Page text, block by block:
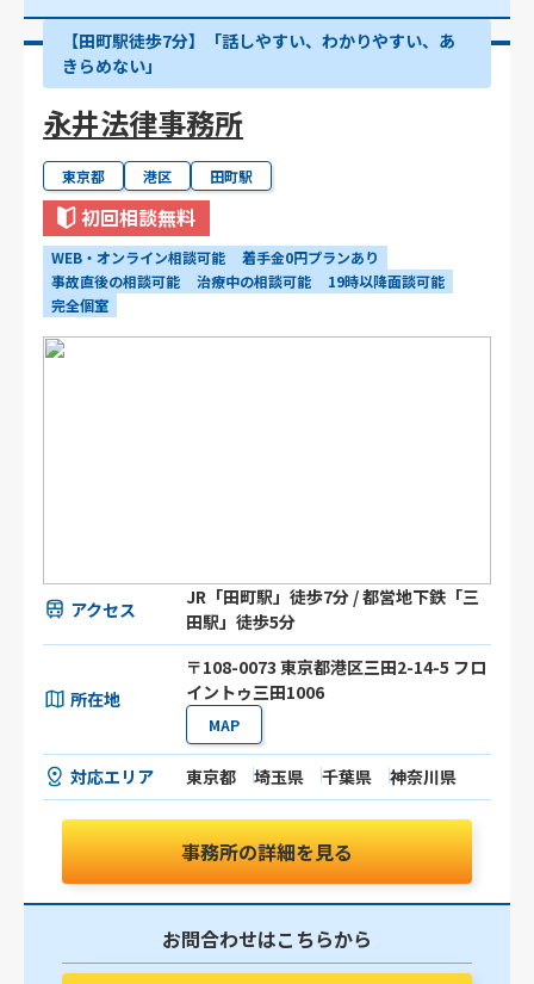
【田町駅徒歩7分】「話しやすい、わかりやすい、あ
きらめない」
永井法律事務所
東京都 港区 田町駅
初回相談無料
WEB・オンライン相談可能
着手金0円プランあり
事故直後の相談可能
治療中の相談可能
19時以降面談可能
完全個室
アクセス
JR「田町駅」徒歩7分 / 都営地下鉄「三
田駅」徒歩5分
所在地
〒108-0073 東京都港区三田2-14-5 フロ
イントゥ三田1006
MAP
対応エリア 東京都 埼玉県 千葉県 神奈川県
事務所の詳細を見る
お問合わせはこちらから